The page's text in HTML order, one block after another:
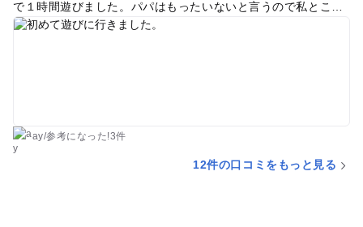
で１時間遊びました。パパはもったいないと言うので私とこど
もで遊びました。バドミントンもしたかったんですが、なんと
ay/参考に なった!3件
12件の口コミをもっと見る